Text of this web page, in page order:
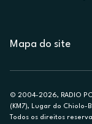
Mapa do site
© 2004-2026, RADIO
(KM7), Lugar do Chiolo-
Todos os direitos